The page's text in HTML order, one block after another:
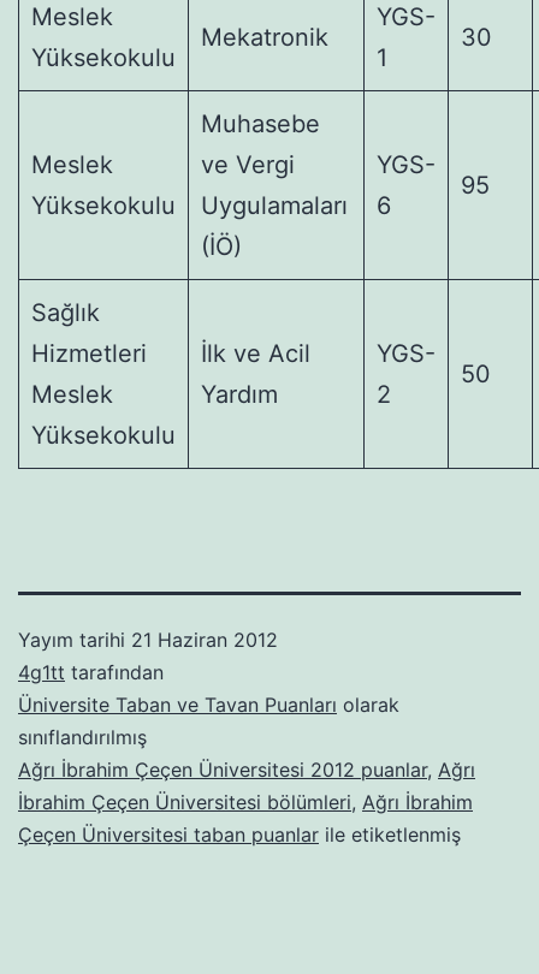
Meslek
Yüksekokulu
Mekatronik
YGS-
1
30
Meslek
Yüksekokulu
Muhasebe
ve Vergi
Uygulamaları
(İÖ)
YGS-
6
95
Sağlık
Hizmetleri
Meslek
Yüksekokulu
İlk ve Acil
Yardım
YGS-
2
50
Yayım tarihi 21 Haziran 2012
4g1tt tarafından
Üniversite Taban ve Tavan Puanları olarak
sınıflandırılmış
Ağrı İbrahim Çeçen Üniversitesi 2012 puanlar, Ağrı
İbrahim Çeçen Üniversitesi bölümleri, Ağrı İbrahim
Çeçen Üniversitesi taban puanlar ile etiketlenmiş